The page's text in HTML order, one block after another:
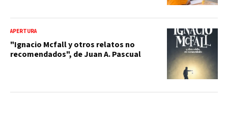
APERTURA
"Ignacio Mcfall y otros relatos no
recomendados", de Juan A. Pascual